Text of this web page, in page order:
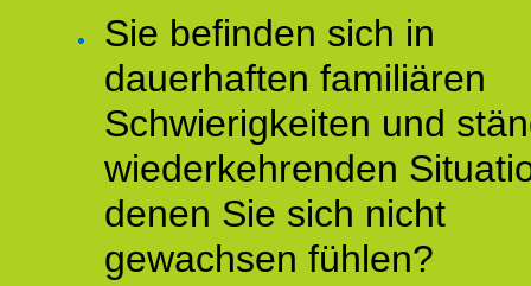
Sie befinden sich in
dauerhaften familiären
Schwierigkeiten und
wiederkehrenden
denen Sie sich nicht
gewachsen fühlen?